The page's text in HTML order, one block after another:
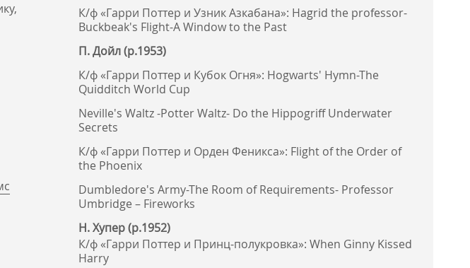
К/ф «Гарри Поттер и Узник Азкабана»: Hagrid the professor-
Buckbeak's Flight-A Window to the Past
П. Дойл (р.1953)
К/ф «Гарри Поттер и Кубок Огня»: Hogwarts' Hymn-The
Quidditch World Cup
Neville's Waltz -Potter Waltz- Do the Hippogriff Underwater
Secrets
К/ф «Гарри Поттер и Орден Феникса»: Flight of the Order of
the Phoenix
Dumbledore's Army-The Room of Requirements- Professor
Umbridge – Fireworks
Н. Хупер (р.1952)
К/ф «Гарри Поттер и Принц-полукровка»: When Ginny Kissed
Harry